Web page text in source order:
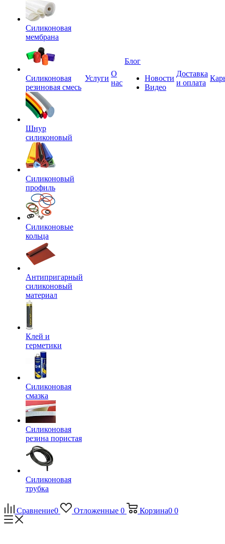
Силиконовая
мембрана
Силиконовая
резиновая смесь
Шнур
силиконовый
Силиконовый
профиль
Силиконовые
кольца
Антипригарный
силиконовый
материал
Клей и
герметики
Силиконовая
смазка
Силиконовая
резина пористая
Силиконовая
трубка
Услуги
О
нас
Блог
Новости
Видео
Доставка
и оплата
Сравнение0 Отложенные 0 Корзина0 0